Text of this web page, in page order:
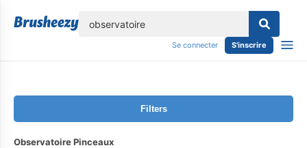
Se connecter S'inscrire
Filters
Observatoire Pinceaux